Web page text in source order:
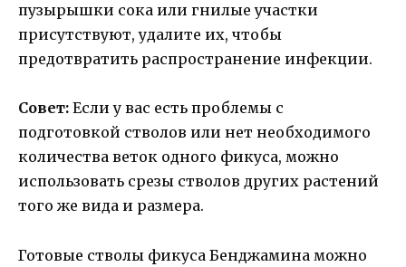
пузырышки сока или гнилые участки
присутствуют, удалите их, чтобы
предотвратить распространение инфекции.
Совет: Если у вас есть проблемы с
подготовкой стволов или нет необходимого
количества веток одного фикуса, можно
использовать срезы стволов других растений
того же вида и размера.
Готовые стволы фикуса Бенджамина можно